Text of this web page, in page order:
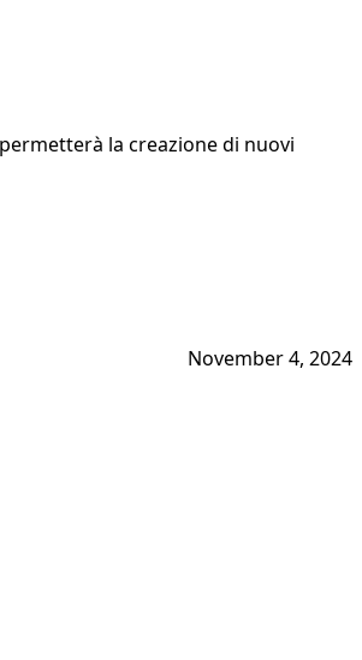
la creazione di nuovi
November 4, 2024